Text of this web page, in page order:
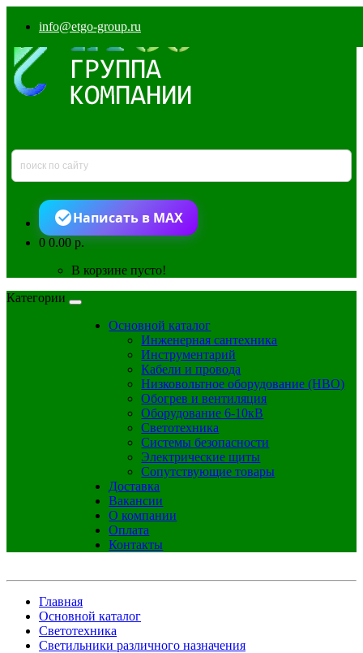
info@etgo-group.ru
Написать в MAX
00.00 р.
В корзине пусто!
Категории
Основной каталог
Инженерная сантехника
Инструментарий
Кабели и провода
Низковольтное оборудование (НВО)
Обогрев и вентиляция
Оборудование 6-10кВ
Светотехника
Системы безопасности
Электрические щиты
Сопутствующие товары
Доставка
Вакансии
О компании
Оплата
Контакты
Главная
Основной каталог
Светотехника
Светильники различного назначения